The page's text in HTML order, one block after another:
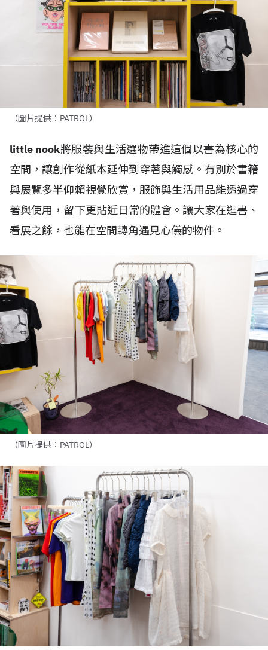
（圖片提供：PATROL）
little nook將服裝與生活選物帶進這個以書為核心的
空間，讓創作從紙本延伸到穿著與觸感。有別於書籍
與展覽多半仰賴視覺欣賞，服飾與生活用品能透過穿
著與使用，留下更貼近日常的體會。讓大家在逛書、
看展之餘，也能在空間轉角遇見心儀的物件。
（圖片提供：PATROL）